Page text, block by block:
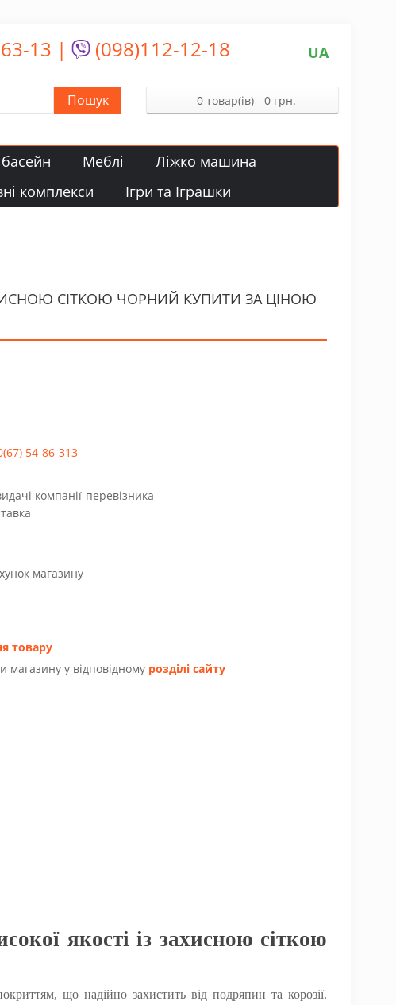
13 | (098)112-12-18 UA
Пошук 0 товар(ів) - 0 грн.
Меблі
Ліжко машина
комплекси Ігри та Іграшки
СІТКОЮ ЧОРНИЙ КУПИТИ ЗА ЦІНОЮ
54-86-313
компанії-перевізника
магазину
товару
магазину у відповідному розділі сайту
якості із захисною сіткою
що надійно захистить від подряпин та корозії.